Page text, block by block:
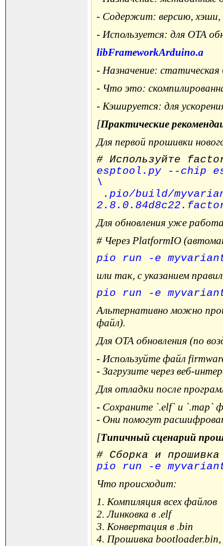
- Содержит: версию,
- Используется: для OTA
libFrameworkArduino.a
- Назначение:
- Что это:
- Кэшируется: для
[Практические
Для первой прошивки
# Используйте
esptool.py --chip
\
.pio/build/
Для обновления уже
# Через PlatformIO
pio run -e
или так, с указанием
pio run -e
Альтернативно можно
файл).
Для OTA обновления (по
- Используйте файл
- Загрузите через веб-
Для отладки после
- Сохраните `.elf` и `.map`
- Они помогут
[Типичный сценарий
# Сборка и
pio run -e
Что происходит:
1. Компиляция всех файлов
2. Линковка в .elf
3. Конвертация в .bin
4. Прошивка